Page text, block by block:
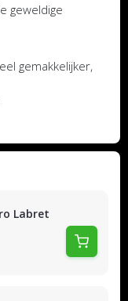
Labret
geweldige
gemakkelijker,